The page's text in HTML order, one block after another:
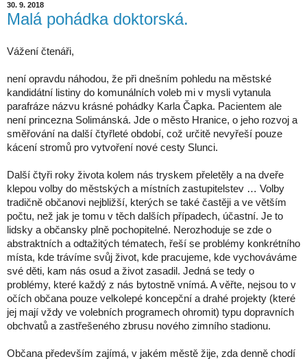
30. 9. 2018
Malá pohádka doktorská.
Vážení čtenáři,
není opravdu náhodou, že při dnešním pohledu na městské
kandidátní listiny do komunálních voleb mi v mysli vytanula
parafráze názvu krásné pohádky Karla Čapka. Pacientem ale
není princezna Solimánská. Jde o město Hranice, o jeho rozvoj a
směřování na další čtyřleté období, což určitě nevyřeší pouze
kácení stromů pro vytvoření nové cesty Slunci.
Další čtyři roky života kolem nás tryskem přeletěly a na dveře
klepou volby do městských a místních zastupitelstev … Volby
tradičně občanovi nejbližší, kterých se také častěji a ve větším
počtu, než jak je tomu v těch dalších případech, účastní. Je to
lidsky a občansky plně pochopitelné. Nerozhoduje se zde o
abstraktních a odtažitých tématech, řeší se problémy konkrétního
místa, kde trávíme svůj život, kde pracujeme, kde vychováváme
své děti, kam nás osud a život zasadil. Jedná se tedy o
problémy, které každý z nás bytostně vnímá. A věřte, nejsou to v
očích občana pouze velkolepé koncepční a drahé projekty (které
jej mají vždy ve volebních programech ohromit) typu dopravních
obchvatů a zastřešeného zbrusu nového zimního stadionu.
Občana především zajímá, v jakém městě žije, zda denně chodí